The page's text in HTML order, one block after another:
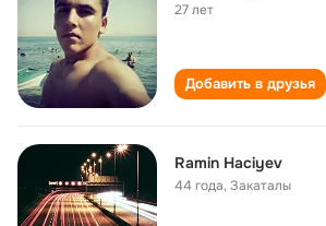
27 лет
Добавить в друзья
Ramin Haciyev
44 года,Закаталы